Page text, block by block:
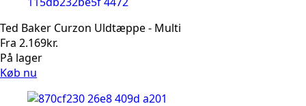
Ted Baker Curzon Uldtæppe - Multi
Fra 2.169kr.
På lager
Køb nu